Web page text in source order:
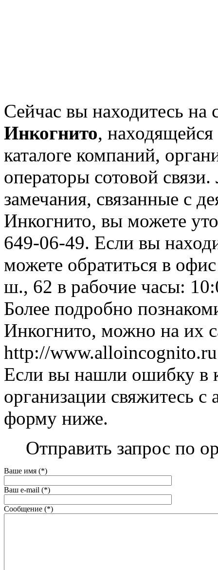
Сейчас вы находитесь на
Инкогнито,
каталоге компаний,
операторы сотовой
замечания, связанные с
Инкогнито, вы можете
649-06-49. Если вы
можете обратиться в
ш., 62 в рабочие часы:
Более подробно
Инкогнито, можно на их
http://
Если вы нашли ошибку в
организации свяжитесь
форму ниже.
Отправить запрос по
Ваше имя (*)
Ваш e-mail (*)
Сообщение (*)